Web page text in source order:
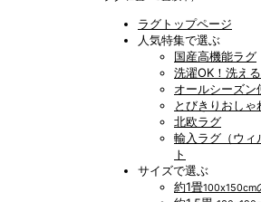
ラグトップページ
人気特集で選ぶ
国産高機能ラグ
洗濯OK！洗え
オールシーズン
とびきりおし
北欧ラグ
輸入ラグ（ウィ
ト
サイズで選ぶ
約1畳100x150cm